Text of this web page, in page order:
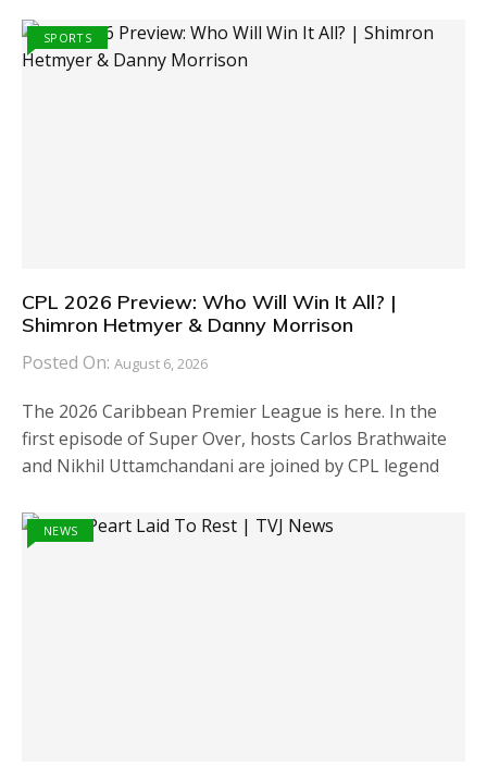
SPORTS
CPL 2026 Preview: Who Will Win It All? |
Shimron Hetmyer & Danny Morrison
Posted On: August 6, 2026
The 2026 Caribbean Premier League is here. In the
first episode of Super Over, hosts Carlos Brathwaite
and Nikhil Uttamchandani are joined by CPL legend
NEWS